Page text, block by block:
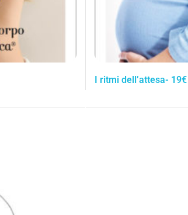
I ritmi dell’attesa- 19€